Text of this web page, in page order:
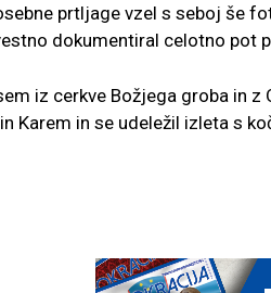
prtljage vzel s seboj še
dokumentiral celotno pot
iz cerkve Božjega groba in z
Karem in se udeležil izleta s